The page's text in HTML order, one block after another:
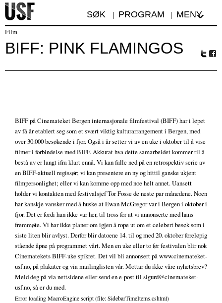
SØK PROGRAM MENY
Film
BIFF: PINK FLAMINGOS
BIFF på Cinemateket Bergen internasjonale filmfestival (BIFF) har i løpet
av få år etablert seg som et svært viktig kulturarrangement i Bergen, med
over 30.000 besøkende i fjor. Også i år setter vi av en uke i oktober til å vise
filmer i forbindelse med BIFF. Akkurat hva dette samarbeidet kommer til å
bestå av er langt ifra klart ennå. Vi kan falle ned på en retrospektiv serie av
en BIFF-aktuell regissør; vi kan presentere en ny og hittil ganske ukjent
filmpersonlighet; eller vi kan komme opp med noe helt annet. Uansett
holder vi kontakten med festivalsjef Tor Fosse de neste par månedene. Noen
har kanskje vansker med å huske at Ewan McGregor var i Bergen i oktober i
fjor. Det er fordi han ikke var her, til tross for at vi annonserte med hans
fremmøte. Vi har ikke planer om igjen å rope ut om et celebert besøk som i
siste liten blir avlyst. Derfor blir datoene 14. til og med 20. oktober foreløpig
stående åpne på programmet vårt. Men en uke eller to før festivalen blir nok
Cinematekets BIFF-uke spikret. Det vil bli annonsert på www.cinemateket-
usf.no, på plakater og via mailinglisten vår. Mottar du ikke våre nyhetsbrev?
Meld deg på via nettsidene eller send en e-post til sigurd@cinemateket-
usf.no, så er du med.
Error loading MacroEngine script (file: SidebarTimeItems.cshtml)